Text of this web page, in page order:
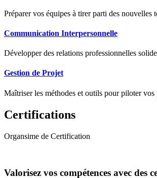
Préparer vos équipes à tirer parti des
Communication Interpersonnelle
Développer des relations professionnelles
Gestion de Projet
Maîtriser les méthodes et outils pour piloter vos
Certifications
Organsime de Certification
Valorisez vos compétences avec des